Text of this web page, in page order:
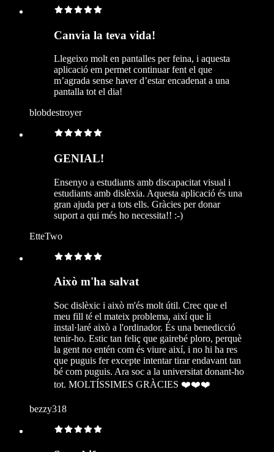
Canvia la teva vida!
Llegeixo molt en pantalles per feina, i aquesta
aplicació em permet continuar fent el que
m’agrada sense haver d’estar encadenat a una
pantalla tot el dia!
blobdestroyer
GENIAL!
Ensenyo a estudiants amb discapacitat visual i
estudiants amb dislèxia. Aquesta aplicació és una
gran ajuda per a tots ells. Gràcies per donar
suport a qui més ho necessita!! :-)
EtteTwo
Això m'ha salvat
Soc dislèxic i això m'és molt útil. Crec que el
meu fill té el mateix problema, així que li
instal·laré això a l'ordinador. És una benedicció
tenir-ho. Estic tan feliç que gairebé ploro, perquè
la gent no entén com és viure així, i no hi ha res
que puguis fer excepte intentar tirar endavant tan
bé com puguis. Ara soc a la universitat donant-ho
tot. MOLTÍSSIMES GRÀCIES ❤️❤️❤️
bezzy318